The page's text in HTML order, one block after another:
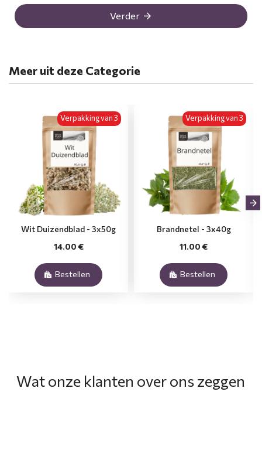
Verder
Meer uit deze Categorie
Verpakking van 3
Wit Duizendblad - 3x50g
14.00 €
Bestellen
Verpakking van 3
Brandnetel - 3x40g
11.00 €
Bestellen
Wat onze klanten over ons zeggen